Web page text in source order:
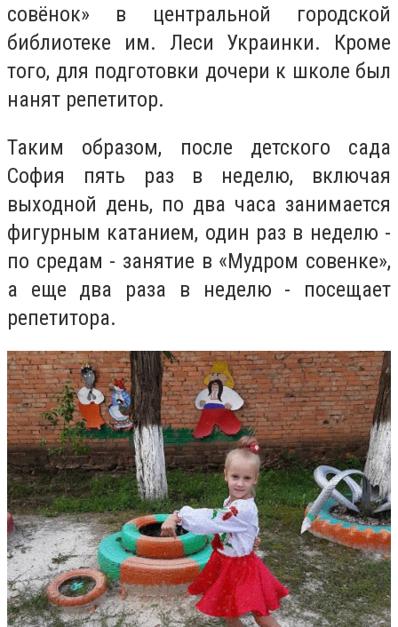
совёнок» в центральной городской
библиотеке им. Леси Украинки. Кроме
того, для подготовки дочери к школе был
нанят репетитор.
Таким образом, после детского сада
София пять раз в неделю, включая
выходной день, по два часа занимается
фигурным катанием, один раз в неделю -
по средам - занятие в «Мудром совенке»,
а еще два раза в неделю - посещает
репетитора.